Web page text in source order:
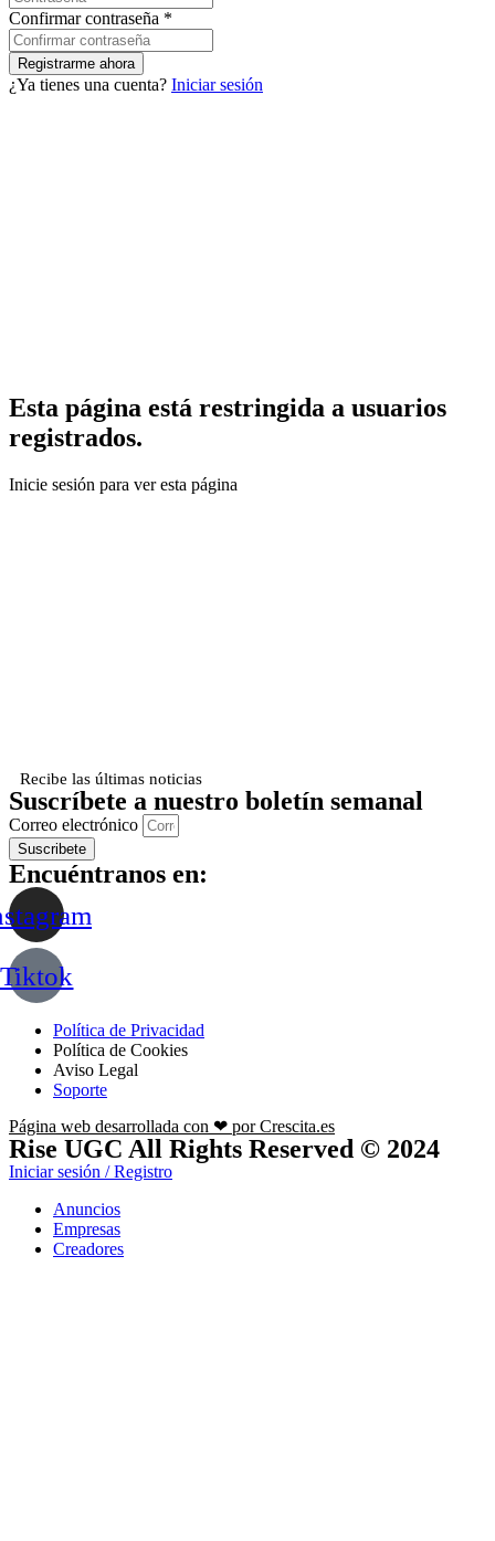
Confirmar contraseña *
¿Ya tienes una cuenta? Iniciar sesión
Esta página está restringida a usuarios
registrados.
Inicie sesión para ver esta página
Recibe las últimas noticias
Suscríbete a nuestro boletín semanal
Correo electrónico
Suscribete
Encuéntranos en:
Tiktok
Política de Privacidad
Política de Cookies
Aviso Legal
Soporte
Página web desarrollada con ❤ por Crescita.es
Rise UGC All Rights Reserved © 2024
Iniciar sesión / Registro
Anuncios
Empresas
Creadores